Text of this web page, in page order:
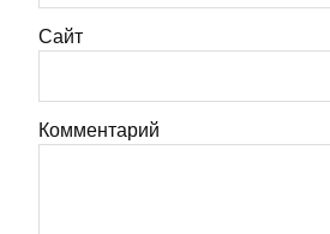
Сайт
Комментарий